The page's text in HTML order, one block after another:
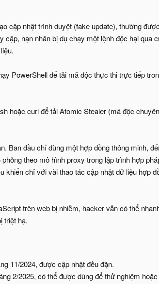
cập nhật trình duyệt (fake update), thường
nạn nhân bị dụ chạy một lệnh độc hại qua
PowerShell để tải mã độc thực thi trực tiếp
hoặc curl để tải Atomic Stealer (mã độc
Ban đầu chỉ dùng một hợp đồng thông minh,
theo mô hình proxy trong lập trình hợp
khiển chỉ với vài thao tác cập nhật dữ liệu hợp
trên web bị nhiễm, hacker vẫn có thể
triệt hạ.
11/2024, được cập nhật đều đặn.
2/2025, có thể được dùng để thử nghiệm